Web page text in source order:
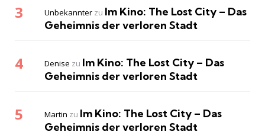
Unbekannter zu Im Kino: The Lost City – Das
Geheimnis der verloren Stadt
Denise zu Im Kino: The Lost City – Das
Geheimnis der verloren Stadt
Martin zu Im Kino: The Lost City – Das
Geheimnis der verloren Stadt